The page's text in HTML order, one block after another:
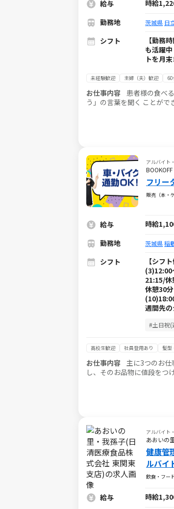
給与
時給
勤務地
茨城県 日
シフト
【勤務
も活躍
トを月
未経験歓迎 主婦（夫）歓迎
お仕事内容 患者様の食べ
う」の言葉を聞く ことがで
アルバイト
フリー
販売（本・
給与
時給
勤務地
茨城県稲
シフト
【シフ
21:15/
休憩30
週間先
#土日祝(
高校生歓迎 社員登用あり 髪型
お仕事内容 主に3つのお仕
し、そのお品物に値段を
アルバイト
あおいの
健康管
ルバイ
飲食・フー
給与 時給